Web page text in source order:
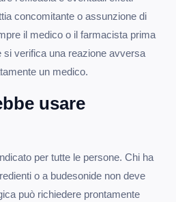
concomitante o assunzione di
il medico o il farmacista prima
si verifica una reazione avversa
un medico.
usare
per tutte le persone. Chi ha
o a budesonide non deve
può richiedere prontamente